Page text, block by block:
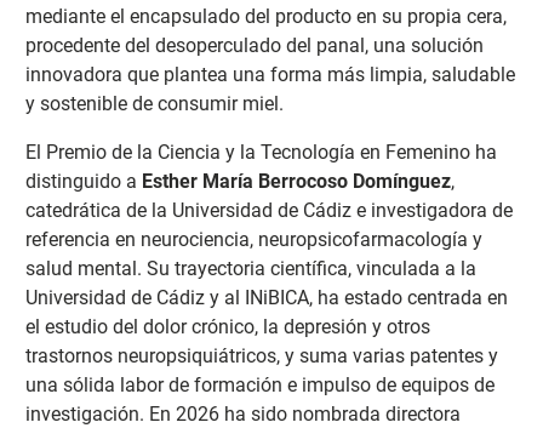
mediante el encapsulado del producto en su propia cera,
procedente del desoperculado del panal, una solución
innovadora que plantea una forma más limpia, saludable
y sostenible de consumir miel.
El Premio de la Ciencia y la Tecnología en Femenino ha
distinguido a Esther María Berrocoso Domínguez,
catedrática de la Universidad de Cádiz e investigadora de
referencia en neurociencia, neuropsicofarmacología y
salud mental. Su trayectoria científica, vinculada a la
Universidad de Cádiz y al INiBICA, ha estado centrada en
el estudio del dolor crónico, la depresión y otros
trastornos neuropsiquiátricos, y suma varias patentes y
una sólida labor de formación e impulso de equipos de
investigación. En 2026 ha sido nombrada directora